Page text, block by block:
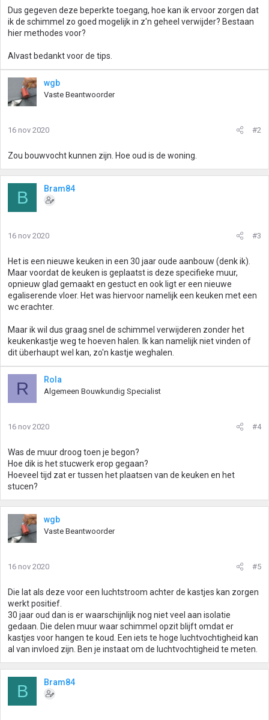
Dus gegeven deze beperkte toegang, hoe kan ik ervoor zorgen dat
ik de schimmel zo goed mogelijk in z'n geheel verwijder? Bestaan
hier methodes voor?
Alvast bedankt voor de tips.
wgb
Vaste Beantwoorder
16 nov 2020 #2
Zou bouwvocht kunnen zijn. Hoe oud is de woning.
B Bram84
16 nov 2020 #3
Het is een nieuwe keuken in een 30 jaar oude aanbouw (denk ik).
Maar voordat de keuken is geplaatst is deze specifieke muur,
opnieuw glad gemaakt en gestuct en ook ligt er een nieuwe
egaliserende vloer. Het was hiervoor namelijk een keuken met een
wc erachter.
Maar ik wil dus graag snel de schimmel verwijderen zonder het
keukenkastje weg te hoeven halen. Ik kan namelijk niet vinden of
dit überhaupt wel kan, zo'n kastje weghalen.
R Rola
Algemeen Bouwkundig Specialist
16 nov 2020 #4
Was de muur droog toen je begon?
Hoe dik is het stucwerk erop gegaan?
Hoeveel tijd zat er tussen het plaatsen van de keuken en het
stucen?
wgb
Vaste Beantwoorder
16 nov 2020 #5
Die lat als deze voor een luchtstroom achter de kastjes kan zorgen
werkt positief.
30 jaar oud dan is er waarschijnlijk nog niet veel aan isolatie
gedaan. Die delen muur waar schimmel opzit blijft omdat er
kastjes voor hangen te koud. Een iets te hoge luchtvochtigheid kan
al van invloed zijn. Ben je instaat om de luchtvochtigheid te meten.
B Bram84